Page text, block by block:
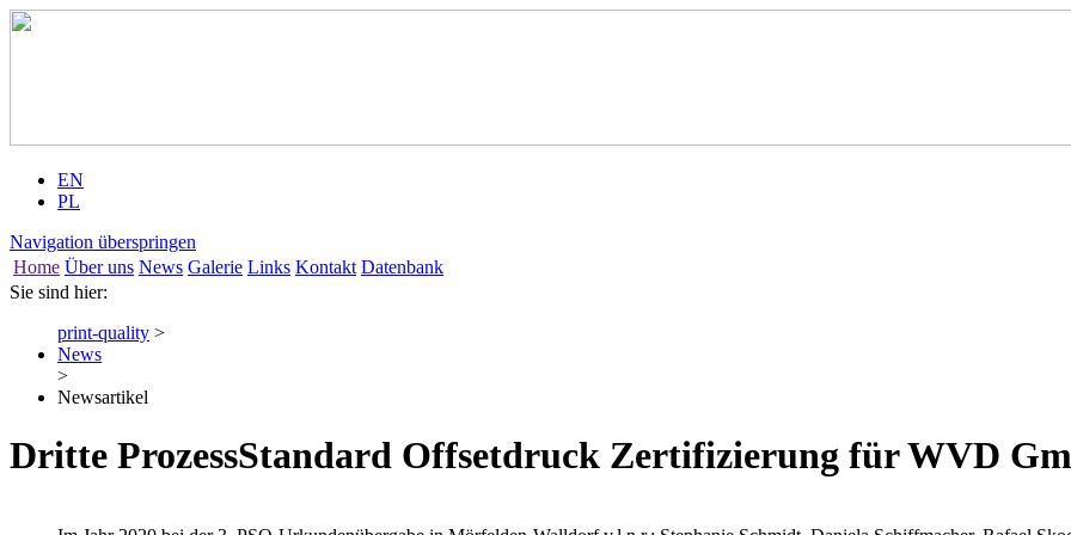
EN
PL
Navigation überspringen
Home Über uns News Galerie Links Kontakt Datenbank
Sie sind hier:
print-quality >
News
>
Newsartikel
Dritte ProzessStandard Offsetdruck Zertifizierung für WVD